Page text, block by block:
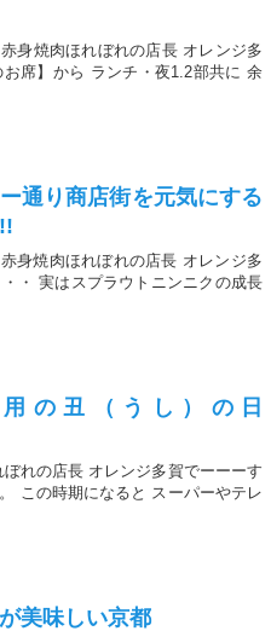
身焼肉ほれぼれの店長 オレンジ多
席】から ランチ・夜1.2部共に 余
り商店街を元気にする
身焼肉ほれぼれの店長 オレンジ多
・ 実はスプラウトニンニクの成長
丑（うし）の日
れの店長 オレンジ多賀でーーーす
この時期になると スーパーやテレ
美味しい京都